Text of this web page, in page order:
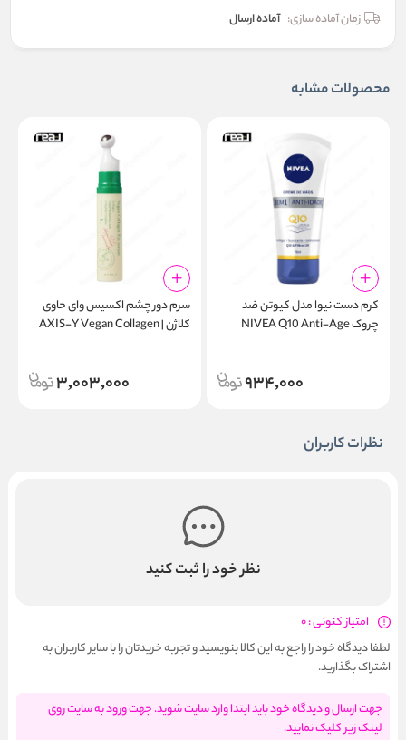
زمان آماده سازی: آماده ارسال
محصولات مشابه
کرم دست نیوا مدل کیوتن ضد
چروک NIVEA Q10 Anti-Age
934,000
سرم دور چشم اکسیس وای حاوی
کلاژن | AXIS-Y Vegan Collagen
3,003,000
نظرات کاربران
نظر خود را ثبت کنید
امتیاز کنونی : 0
لطفا دیدگاه خود را راجع به این کالا بنویسید و تجربه خریدتان را با سایر کاربران به
اشتراک بگذارید.
جهت ارسال و دیدگاه خود باید ابتدا وارد سایت شوید. جهت ورود به سایت روی
لینک زیر کلیک نمایید.